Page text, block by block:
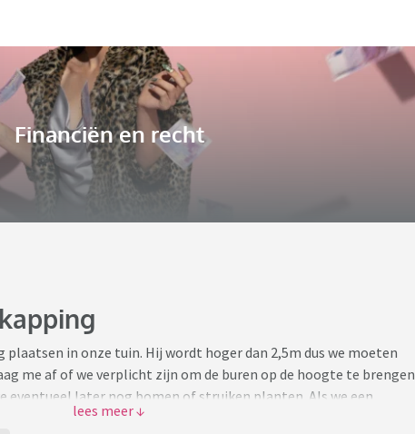
Financiën en recht
plaatsen in onze tuin. Hij wordt hoger dan 2,5m dus we moeten
me af of we verplicht zijn om de buren op de hoogte te brengen
eventueel later nog bomen of struiken planten. Als we een
de overkapping, kunnen we met diezelfde vergunning dan ook